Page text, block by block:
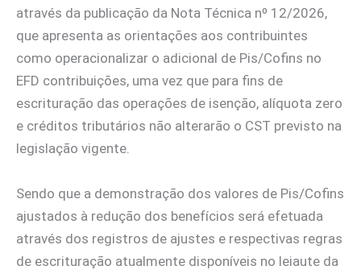
através da publicação da Nota Técnica nº 12/2026,
que apresenta as orientações aos contribuintes
como operacionalizar o adicional de Pis/Cofins no
EFD contribuições, uma vez que para fins de
escrituração das operações de isenção, alíquota zero
e créditos tributários não alterarão o CST previsto na
legislação vigente.
Sendo que a demonstração dos valores de Pis/Cofins
ajustados à redução dos benefícios será efetuada
através dos registros de ajustes e respectivas regras
de escrituração atualmente disponíveis no leiaute da